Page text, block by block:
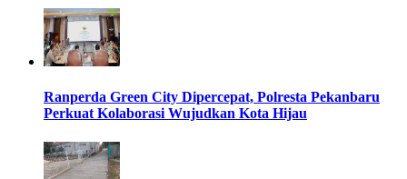
Ranperda Green City Dipercepat, Polresta Pekanbaru
Perkuat Kolaborasi Wujudkan Kota Hijau